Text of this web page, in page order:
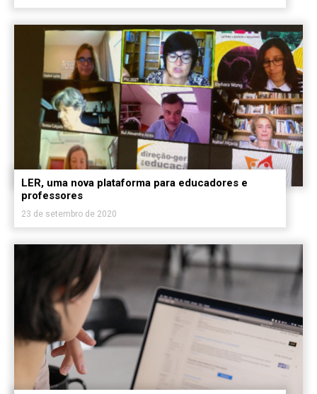
LER, uma nova plataforma para educadores e
professores
23 de setembro de 2020